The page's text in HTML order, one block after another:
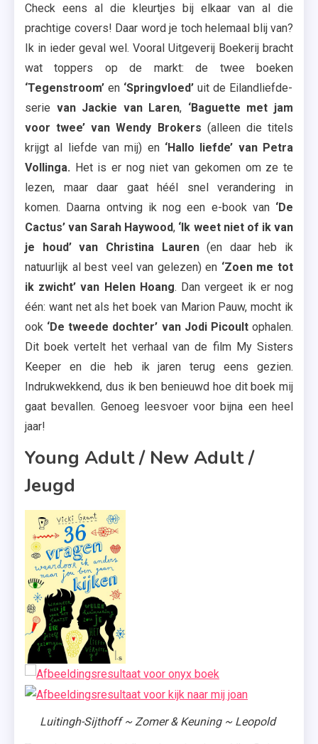
Check eens al die kleurtjes bij elkaar van al die
prachtige covers! Daar word je toch helemaal blij van?
Ik in ieder geval wel. Vooral Uitgeverij Boekerij bracht
wat toppers op de markt: de twee boeken
‘Tegenstroom’ en ‘Springvloed’ uit de Eilandliefde-
serie van Jackie van Laren, ‘Baguette met jam
voor twee’ van Wendy Brokers (alleen die titels
krijgt al liefde van mij) en ‘Hallo liefde’ van Petra
Vollinga. Het is er nog niet van gekomen om ze te
lezen, maar daar gaat héél snel verandering in
komen. Daarna ontving ik nog een e-book van‘De
Cactus’ van Sarah Haywood, ‘Ik weet niet of ik van
je houd’ van Christina Lauren(en daar heb ik
natuurlijk al best veel van gelezen) en ‘Zoen me tot
ik zwicht’ van Helen Hoang. Dan vergeet ik er nog
één: want net als het boek van Marion Pauw, mocht ik
ook ‘De tweede dochter’ van Jodi Picoultophalen.
Dit boek vertelt het verhaal van de film My Sisters
Keeper en die heb ik jaren terug eens gezien.
Indrukwekkend, dus ik ben benieuwd hoe dit boek mij
gaat bevallen. Genoeg leesvoer voor bijna een heel
jaar!
Young Adult / New Adult /
Jeugd
Luitingh-Sijthoff ~ Zomer & Keuning ~ Leopold